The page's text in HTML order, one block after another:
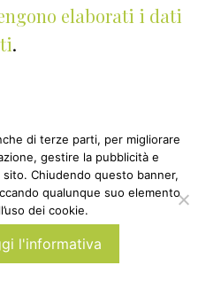
elaborati i dati
.
di terze parti, per migliorare
gestire la pubblicità e
Chiudendo questo banner,
qualunque suo elemento
dei cookie.
l'informativa